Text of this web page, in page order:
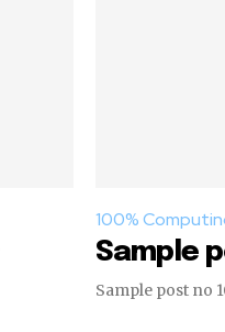
100%
Sample
Sample post no